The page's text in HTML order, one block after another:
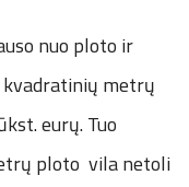
nuo ploto ir
kvadratinių metrų
eurų. Tuo
ploto vila netoli